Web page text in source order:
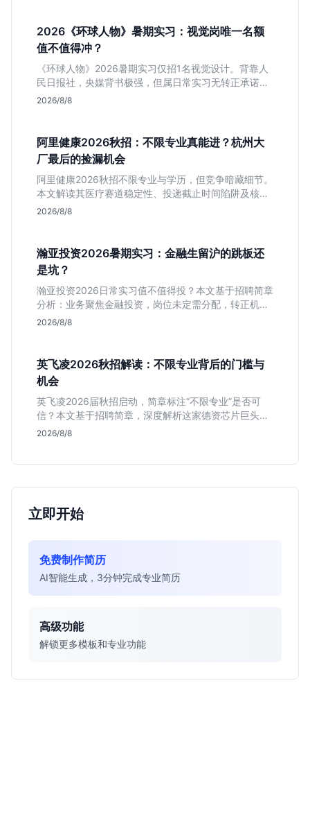
2026《环球人物》暑期实习：视觉岗唯一名额
值不值得冲？
《环球人物》2026暑期实习仅招1名视觉设计。背靠人
民日报社，央媒背书极强，但属日常实习无转正承诺。
适合追求高含金量简历、能接受严谨流程的设计生，想
2026/8/8
阿里健康2026秋招：不限专业真能进？杭州大
厂最后的捡漏机会
阿里健康2026秋招不限专业与学历，但竞争暗藏细节。
本文解读其医疗赛道稳定性、投递截止时间陷阱及核心
岗位面试节奏，帮应届生判断是否值得投入。
2026/8/8
瀚亚投资2026暑期实习：金融生留沪的跳板还
是坑？
瀚亚投资2026日常实习值不值得投？本文基于招聘简章
分析：业务聚焦金融投资，岗位未定需分配，转正机会
不明确。适合急需上海高含金量实习证明、想接触真实
2026/8/8
英飞凌2026秋招解读：不限专业背后的门槛与
机会
英飞凌2026届秋招启动，简章标注“不限专业”是否可
信？本文基于招聘简章，深度解析这家德资芯片巨头的
行业地位、校招真实门槛及投递策略，助你判断是否值
2026/8/8
立即开始
免费制作简历
AI智能生成，3分钟完成专业简历
高级功能
解锁更多模板和专业功能